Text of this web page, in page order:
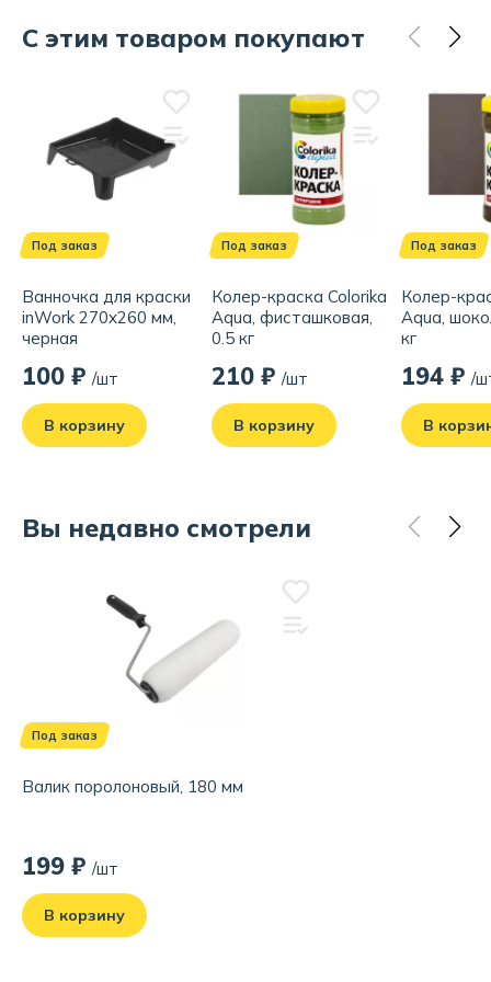
С этим товаром покупают
Под заказ
Ванночка для краски
inWork 270x260 мм,
черная
100 ₽ /шт
В корзину
Под заказ
Колер-краска Colorika
Aqua, фисташковая,
0.5 кг
210 ₽ /шт
В корзину
Под заказ
Колер-
Aqua,
кг
194 ₽ /
В
Вы недавно смотрели
Под заказ
Валик поролоновый, 180 мм
199 ₽ /шт
В корзину